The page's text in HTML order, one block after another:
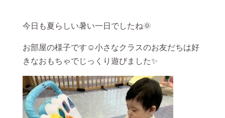
今日も夏らしい暑い一日でしたね🌞
お部屋の様子です☺小さなクラスのお友だちは好
きなおもちゃでじっくり遊びました✨